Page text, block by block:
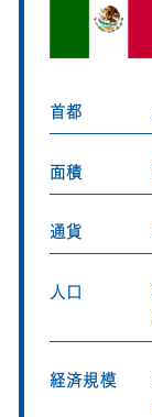
首都
面積
通貨
人口
経済規模